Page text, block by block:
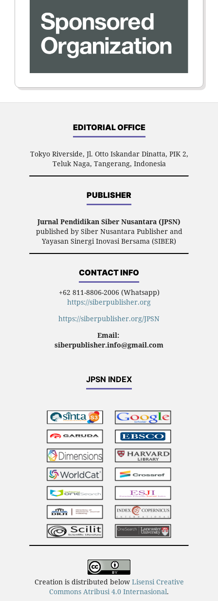
EDITORIAL OFFICE
Tokyo Riverside, Jl. Otto Iskandar Dinatta, PIK 2,
Teluk Naga, Tangerang, Indonesia
PUBLISHER
Jurnal Pendidikan Siber Nusantara (JPSN)
published by Siber Nusantara Publisher and
Yayasan Sinergi Inovasi Bersama (SIBER)
CONTACT INFO
+62 811-8806-2006 (Whatsapp)
https://siberpublisher.org
https://siberpublisher.org/JPSN
Email:
siberpublisher.info@gmail.com
JPSN INDEX
Creation is distributed below Lisensi Creative
Commons Atribusi 4.0 Internasional.